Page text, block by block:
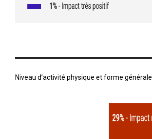
Niveau d’activité physique et forme générale